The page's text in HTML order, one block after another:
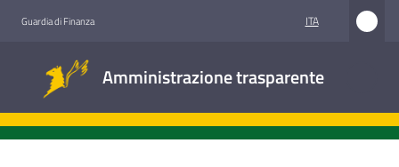
Guardia di Finanza ITA
Amministrazione trasparente
trasparente